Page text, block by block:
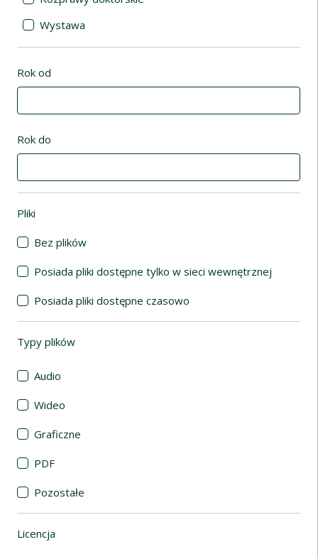
Wystawa
Rok od
Rok do
Pliki
Bez plików
Posiada pliki dostępne tylko w sieci wewnętrznej
Posiada pliki dostępne czasowo
Typy plików
Audio
Wideo
Graficzne
PDF
Pozostałe
Licencja